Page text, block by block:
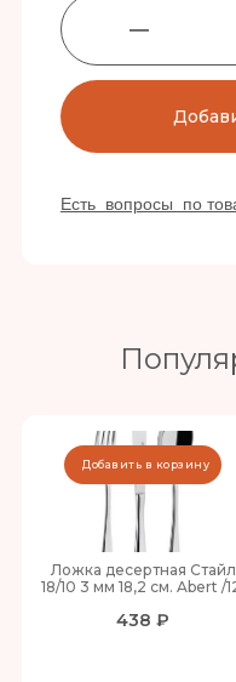
Есть вопросы по
Ложка десертная Стайл
18/10 3 мм 18,2 см. Abert /
438 ₽
Добавить в корзину